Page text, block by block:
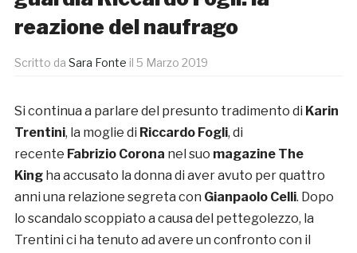
reazione del naufrago
Scritto da Sara Fonte il 5 Marzo 2019
Si continua a parlare del presunto tradimento di Karin
Trentini, la moglie di Riccardo Fogli, di
recente Fabrizio Corona nel suo magazine The
King ha accusato la donna di aver avuto per quattro
anni una relazione segreta con Gianpaolo Celli. Dopo
lo scandalo scoppiato a causa del pettegolezzo, la
Trentini ci ha tenuto ad avere un confronto con il